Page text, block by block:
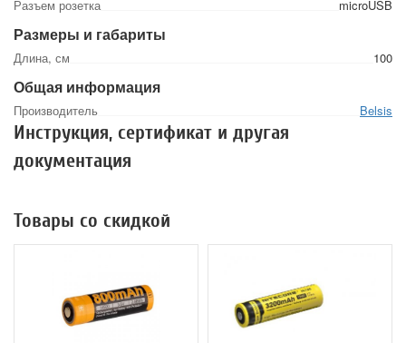
Разъем розетка
microUSB
Размеры и габариты
Длина, см 100
Общая информация
Производитель Belsis
Инструкция, сертификат и другая
документация
Товары со скидкой